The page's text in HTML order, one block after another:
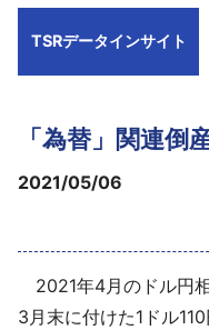
導
TSRデータインサイト
「為替」関連倒
2021/05/06
2021年4月のドル円
3月末に付けた1ドル